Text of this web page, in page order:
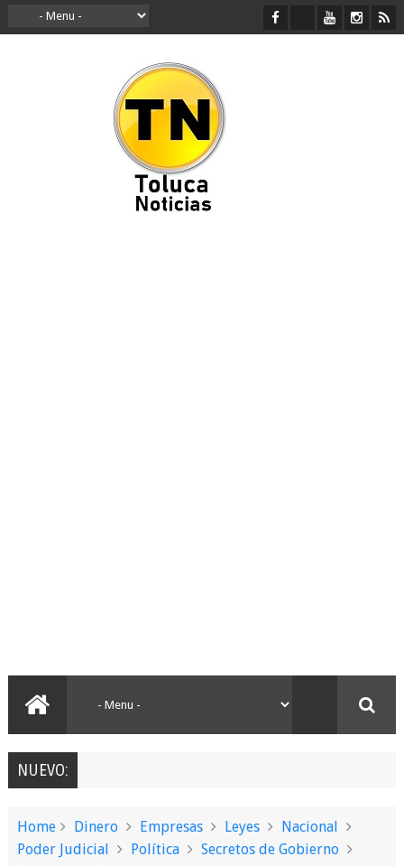
NUEVO:
Home Dinero Empresas Leyes
Nacional
Poder Judicial
Política
Secretos de Gobierno